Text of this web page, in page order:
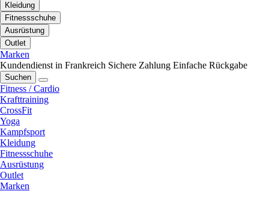
Kleidung
Fitnessschuhe
Ausrüstung
Outlet
Marken
Kundendienst in Frankreich Sichere Zahlung Einfache Rückgabe
Suchen
Fitness / Cardio
Krafttraining
CrossFit
Yoga
Kampfsport
Kleidung
Fitnessschuhe
Ausrüstung
Outlet
Marken